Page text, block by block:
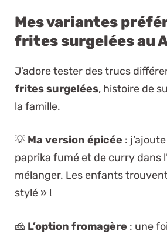
Mes variantes
frites surgelées au
J’adore tester des trucs
frites surgelées, histoire de
la famille.
💡 Ma version épicée :
paprika fumé et de curry dans
mélanger. Les enfants
stylé » !
🧀 L’option fromagère : une